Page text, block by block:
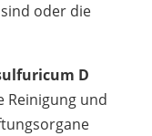
oder die
D
Reinigung und